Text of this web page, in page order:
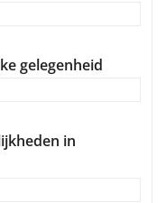
gelegenheid
in